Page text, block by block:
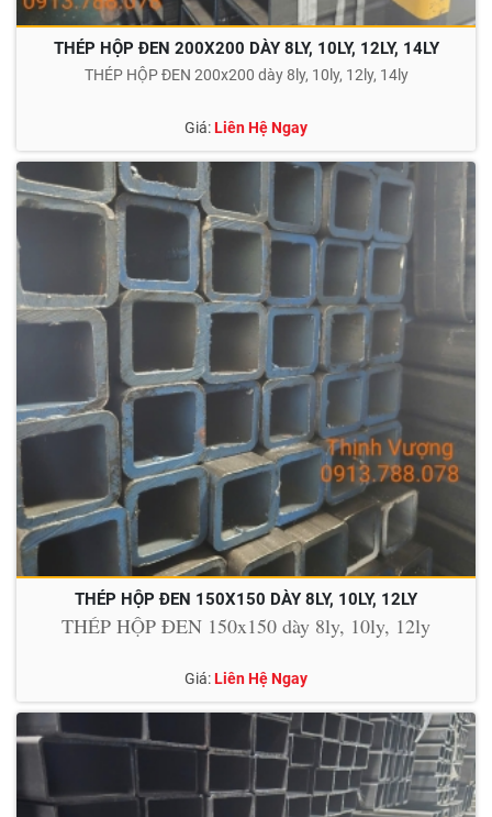
THÉP HỘP ĐEN 200X200 DÀY 8LY, 10LY, 12LY, 14LY
THÉP HỘP ĐEN 200x200 dày 8ly, 10ly, 12ly, 14ly
Giá:Liên Hệ Ngay
THÉP HỘP ĐEN 150X150 DÀY 8LY, 10LY, 12LY
THÉP HỘP ĐEN 150x150 dày 8ly, 10ly, 12ly
Giá:Liên Hệ Ngay